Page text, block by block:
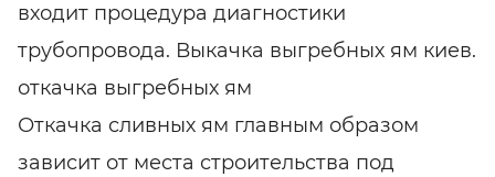
входит процедура диагностики
трубопровода. Выкачка выгребных ям киев.
откачка выгребных ям
Откачка сливных ям главным образом
зависит от места строительства под